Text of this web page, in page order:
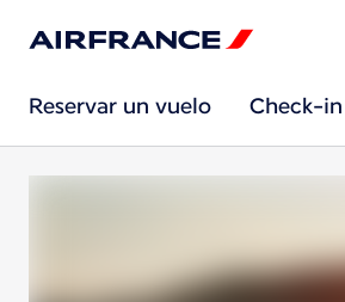
Reservar un vuelo Check-in